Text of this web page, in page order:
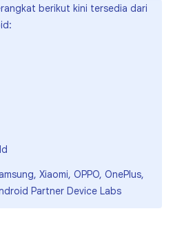
berikut kini tersedia dari
Xiaomi, OPPO, OnePlus,
Partner Device Labs